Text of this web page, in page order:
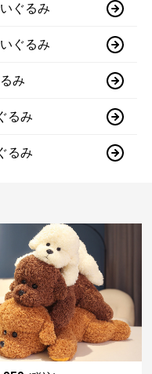
ぐるみ
ぐるみ
み
るみ
るみ